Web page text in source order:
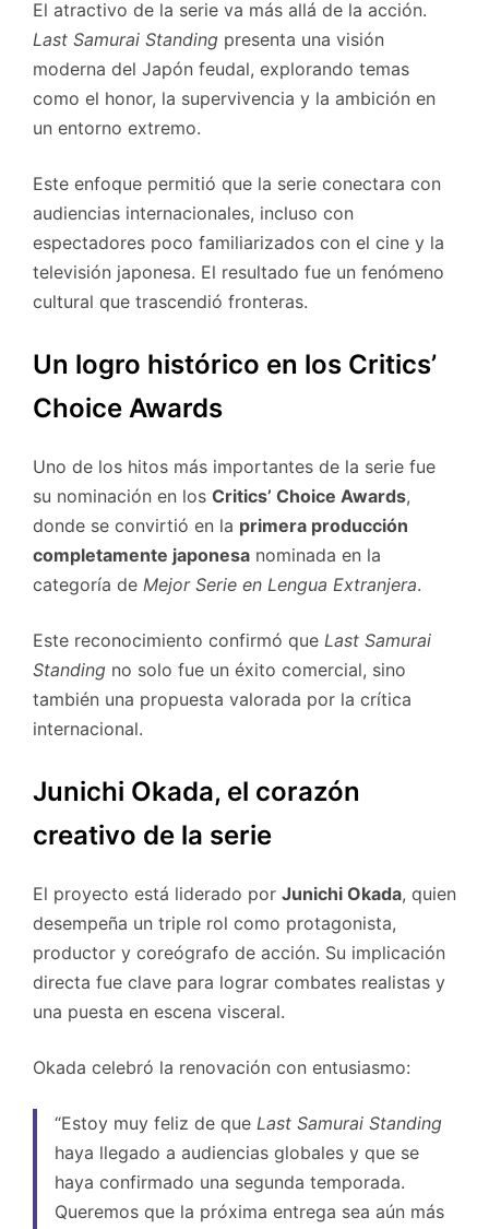
El atractivo de la serie va más allá de la acción.
Last Samurai Standing presenta una visión
moderna del Japón feudal, explorando temas
como el honor, la supervivencia y la ambición en
un entorno extremo.
Este enfoque permitió que la serie conectara con
audiencias internacionales, incluso con
espectadores poco familiarizados con el cine y la
televisión japonesa. El resultado fue un fenómeno
cultural que trascendió fronteras.
Un logro histórico en los Critics’
Choice Awards
Uno de los hitos más importantes de la serie fue
su nominación en los Critics’ Choice Awards,
donde se convirtió en la primera producción
completamente japonesa nominada en la
categoría de Mejor Serie en Lengua Extranjera.
Este reconocimiento confirmó que Last Samurai
Standing no solo fue un éxito comercial, sino
también una propuesta valorada por la crítica
internacional.
Junichi Okada, el corazón
creativo de la serie
El proyecto está liderado por Junichi Okada, quien
desempeña un triple rol como protagonista,
productor y coreógrafo de acción. Su implicación
directa fue clave para lograr combates realistas y
una puesta en escena visceral.
Okada celebró la renovación con entusiasmo:
“Estoy muy feliz de que Last Samurai Standing
haya llegado a audiencias globales y que se
haya confirmado una segunda temporada.
Queremos que la próxima entrega sea aún más